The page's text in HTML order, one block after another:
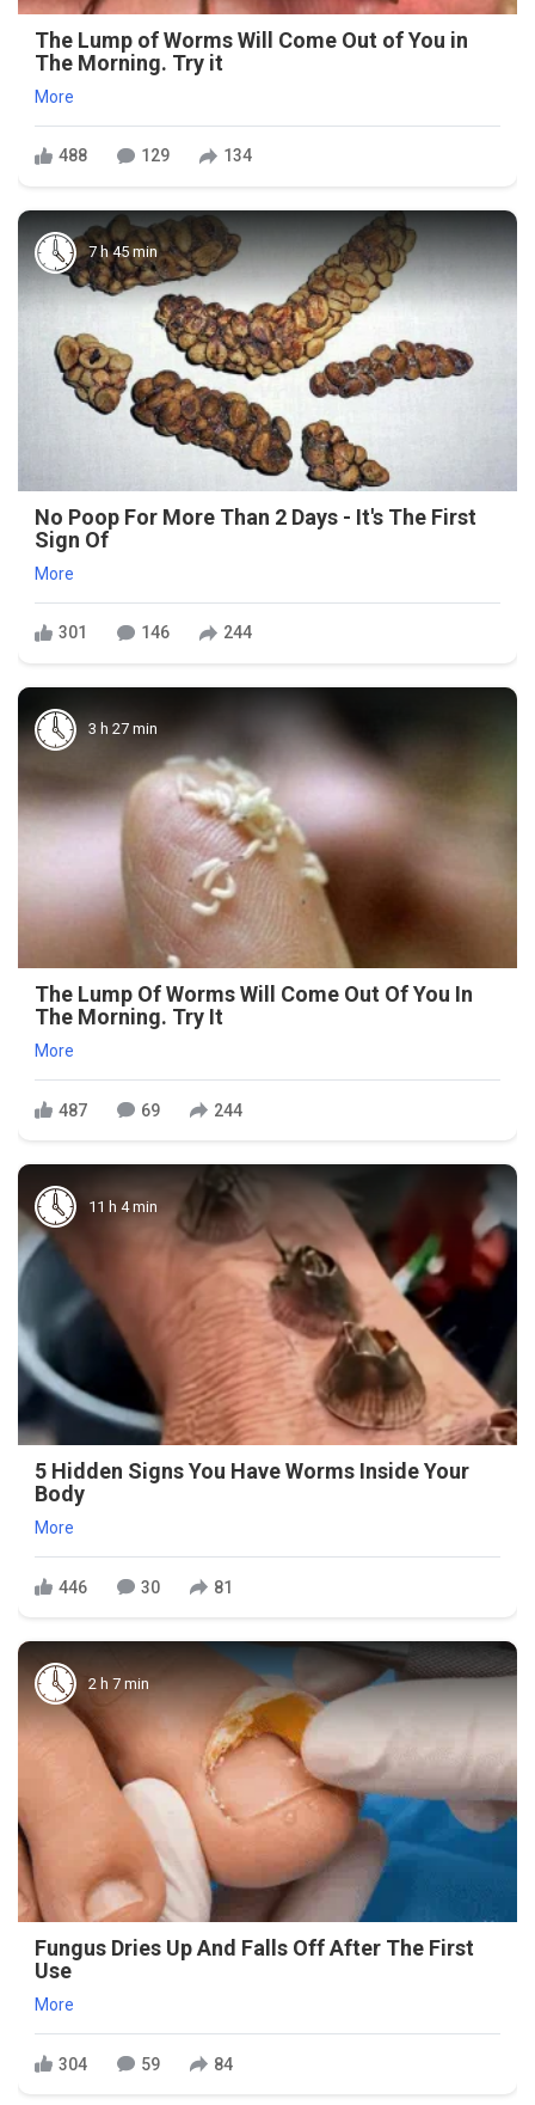
The Lump of Worms Will Come Out of You in
The Morning. Try it
More
488 129 134
7 h 45 min
No Poop For More Than 2 Days - It's The First
Sign Of
More
301 146 244
3 h 27 min
The Lump Of Worms Will Come Out Of You In
The Morning. Try It
More
487 69 244
11 h 4 min
5 Hidden Signs You Have Worms Inside Your
Body
More
446 30 81
2 h 7 min
Fungus Dries Up And Falls Off After The First
Use
More
304 59 84